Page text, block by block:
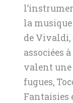
la
de Vivaldi,
associées
valent une
fugues,
Fantaisies